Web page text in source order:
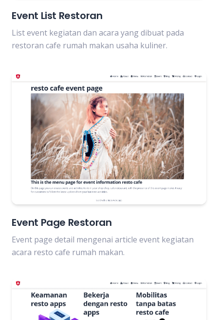
Event List Restoran
List event kegiatan dan acara yang dibuat pada
restoran cafe rumah makan usaha kuliner.
Event Page Restoran
Event page detail mengenai article event kegiatan
acara resto cafe rumah makan.